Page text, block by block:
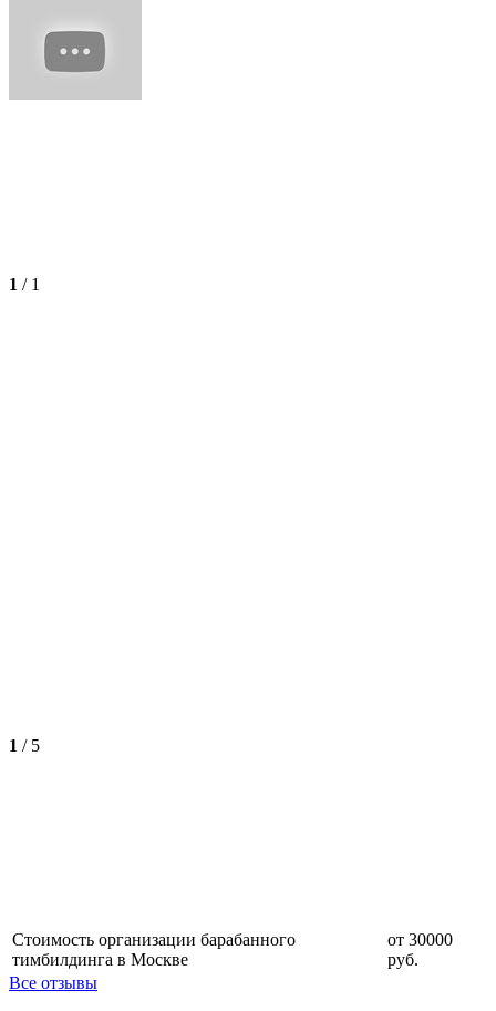
1 / 1
1 / 5
Стоимость организации барабанного
тимбилдинга в Москве
от 30000
руб.
Все отзывы